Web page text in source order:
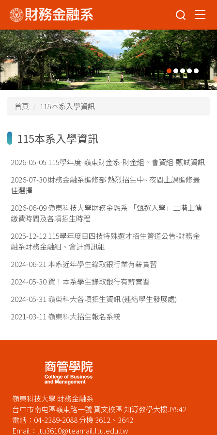
到
主
要
內
容
區
首頁 115本系入學資訊
115本系入學資訊
2026-05-05 115學年度-嶺東財金系-財金組、會資組-甄試資訊
2026-07-30財務金融系進修部 熱烈招生中~ 夜間上課進修最
佳選擇
2026-06-09嶺東科技大學財務金融系 「甄選入學」二階上傳
繳費時間及各項招生時程
2025-12-12115學年度日四技特殊選才招生管道公告-財務金
融系財務金融組、會計資訊組
2024-06-21本系近年學生錄取銀行業有薪實習
2024-05-30賀！本系學生錄取銀行有薪實習
2024-05-31嶺東科大各項招生資訊 (連結學生發展處)
2021-03-11嶺東科大招生報名系統
嶺東科技大學 財務金融系
台中市南屯區嶺東路一號 寶文校區 知源教學大樓JY542
電話：04-2389-2088 分機 3612、3642
Email：ltu3610@teamail.ltu.edu.tw